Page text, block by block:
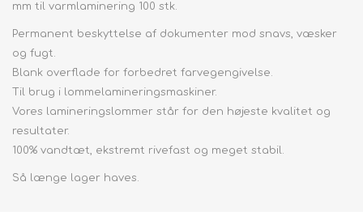
mm til varmlaminering 100 stk.
Permanent beskyttelse af dokumenter mod snavs, væsker
og fugt.
Blank overflade for forbedret farvegengivelse.
Til brug i lommelamineringsmaskiner.
Vores lamineringslommer står for den højeste kvalitet og
resultater.
100% vandtæt, ekstremt rivefast og meget stabil.
Så længe lager haves.